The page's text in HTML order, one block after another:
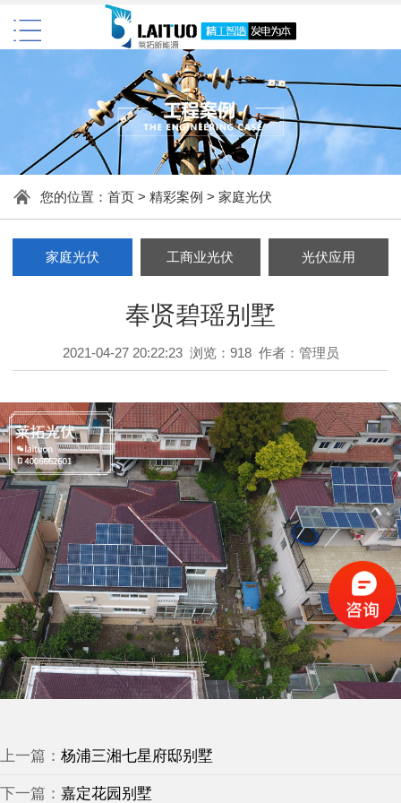
您的位置： 首页> 精彩案例 > 家庭光伏
家庭光伏 工商业光伏 光伏应用
奉贤碧瑶别墅
2021-04-27 20:22:23 浏览：918 作者：管理员
上一篇： 杨浦三湘七星府邸别墅
下一篇： 嘉定花园别墅